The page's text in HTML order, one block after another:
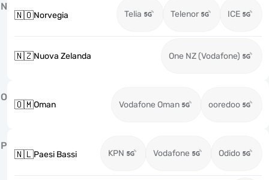
N
🇳🇴Norvegia Telia Telenor ICE
🇳🇿Nuova Zelanda One NZ (Vodafone)
O
🇴🇲Oman Vodafone Oman ooredoo
P
🇳🇱Paesi Bassi KPN Vodafone Odido